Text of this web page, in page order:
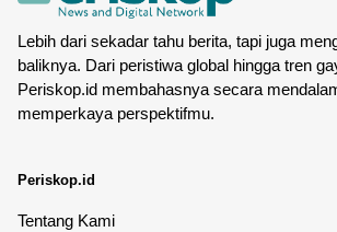
Lebih dari sekadar tahu berita, tapi juga
baliknya. Dari peristiwa global hingga tren
Periskop.id membahasnya secara
memperkaya perspektifmu.
Periskop.id
Tentang Kami